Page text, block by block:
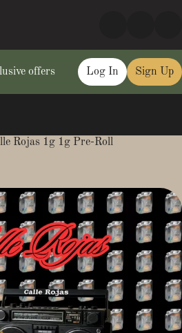
offers Log In Sign Up
Rojas 1g 1g Pre-Roll